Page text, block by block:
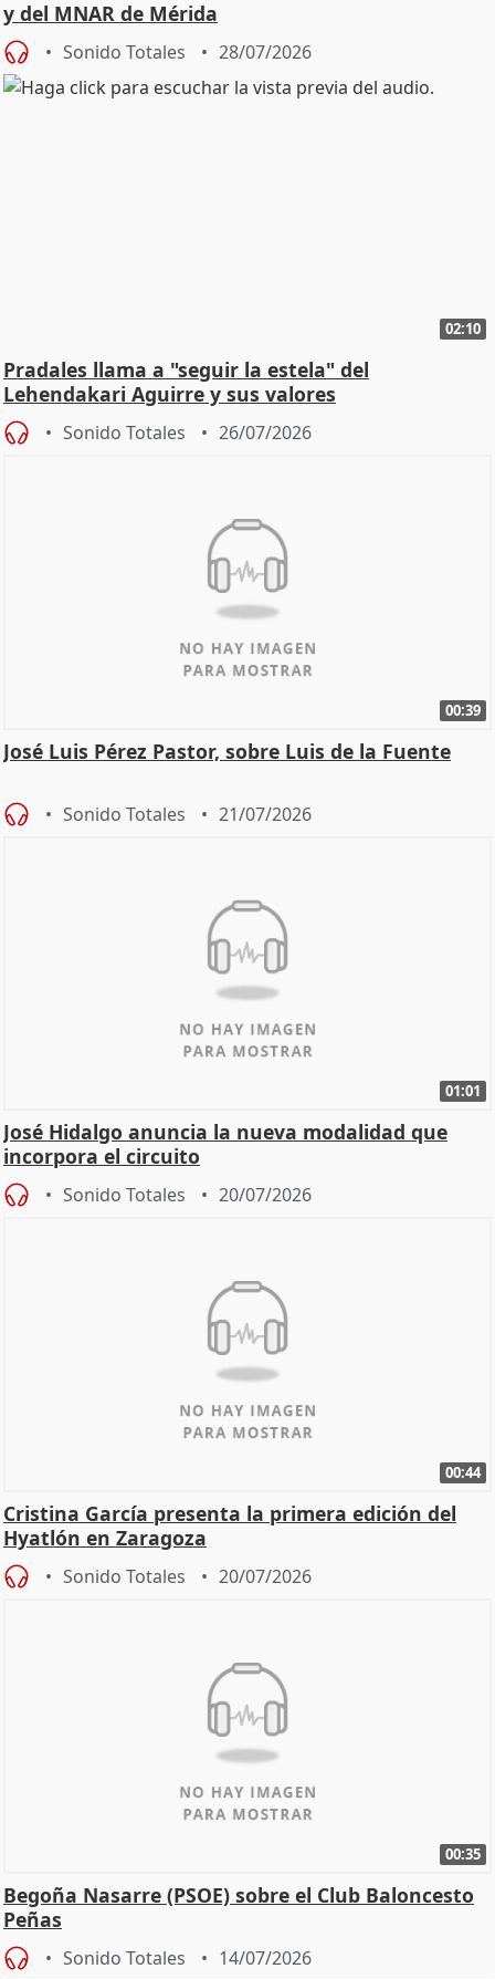
y del MNAR de Mérida
Sonido Totales 28/07/2026
02:10
Pradales llama a "seguir la estela" del
Lehendakari Aguirre y sus valores
Sonido Totales 26/07/2026
00:39
José Luis Pérez Pastor, sobre Luis de la Fuente
Sonido Totales 21/07/2026
01:01
José Hidalgo anuncia la nueva modalidad que
incorpora el circuito
Sonido Totales 20/07/2026
00:44
Cristina García presenta la primera edición del
Hyatlón en Zaragoza
Sonido Totales 20/07/2026
00:35
Begoña Nasarre (PSOE) sobre el Club Baloncesto
Peñas
Sonido Totales 14/07/2026